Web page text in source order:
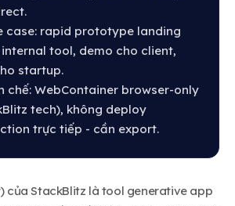
case: rapid prototype landing
tool, demo cho client,
startup.
chế: WebContainer browser-only
tech), không deploy
trực tiếp - cần export.
của StackBlitz là tool generative app